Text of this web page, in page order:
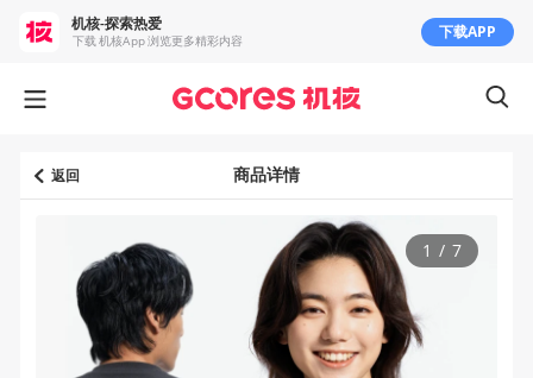
返回 商品详情
1 / 7
机核-探索热爱
下载 机核App 浏览更多精彩内容 下载APP